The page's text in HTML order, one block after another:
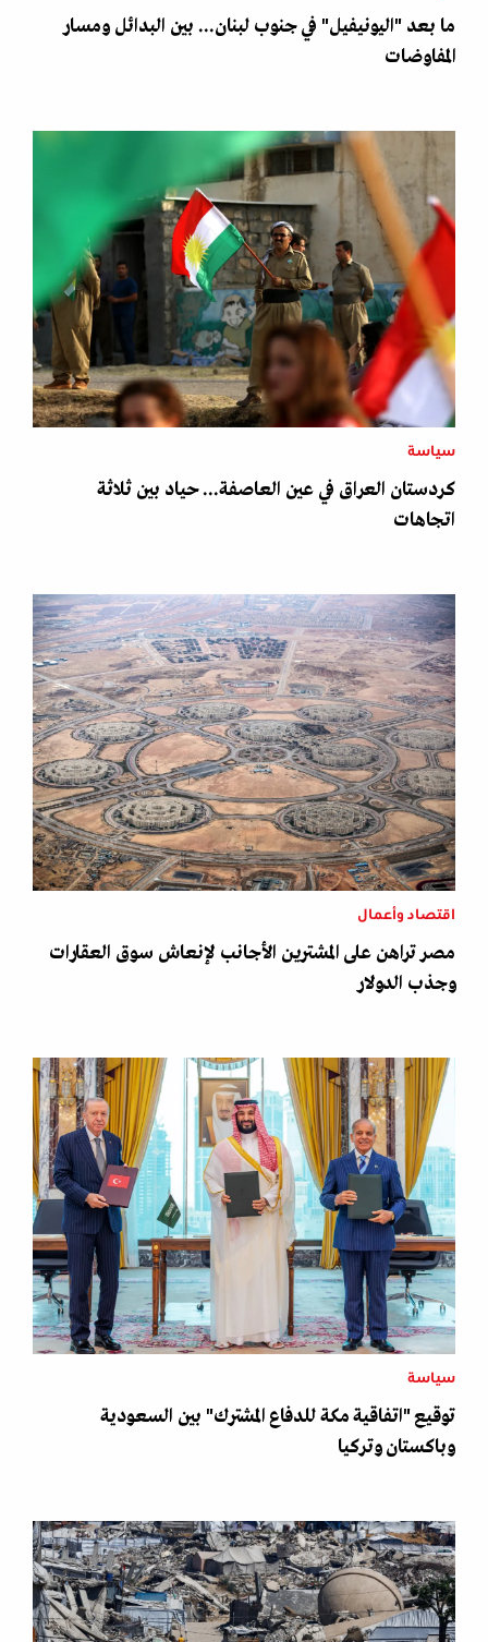
ما بعد "اليونيفيل" في جنوب لبنان... بين البدائل ومسار
المفاوضات
سياسة
كردستان العراق في عين العاصفة... حياد بين ثلاثة
اتجاهات
اقتصاد وأعمال
مصر تراهن على المشترين الأجانب لإنعاش سوق العقارات
وجذب الدولار
سياسة
توقيع "اتفاقية مكة للدفاع المشترك" بين السعودية
وباكستان وتركيا